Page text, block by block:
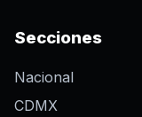
Secciones
Nacional
CDMX